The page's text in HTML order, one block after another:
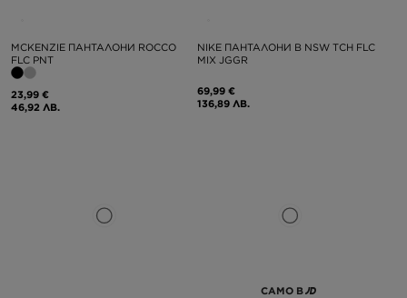
MCKENZIE ПАНТАЛОНИ ROCCO
FLC PNT
23,99 €
46,92 ЛВ.
NIKE ПАНТАЛОНИ B NSW TCH FLC
MIX JGGR
69,99 €
136,89 ЛВ.
САМО В